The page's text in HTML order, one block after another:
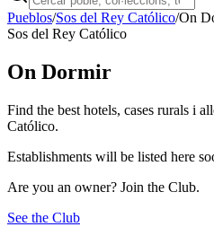
Pueblos/Sos del Rey Católico/On
Sos del Rey Católico
On Dormir
Find the best hotels, cases rurals i
Católico.
Establishments will be listed here
Are you an owner? Join the Club.
See the Club